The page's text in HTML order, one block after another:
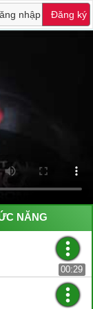
nhập Đăng ký
NĂNG
00:29